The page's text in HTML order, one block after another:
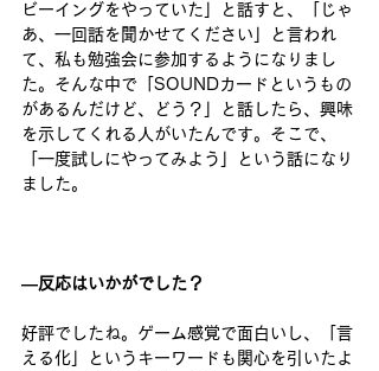
ビーイングをやっていた」と話すと、「じゃ
あ、一回話を聞かせてください」と言われ
て、私も勉強会に参加するようになりまし
た。そんな中で「SOUNDカードというもの
があるんだけど、どう​？​」と話したら、興味
を示してくれる人がいたんです。そこで、
「一度試しにやってみよう」という話になり
ました。
―反応はいかがでした？
好評でしたね。ゲーム感覚で面白いし、「言
える化」というキーワードも関心を引いたよ